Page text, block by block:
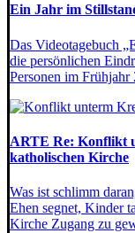
Ein Jahr im
Das Videotagebuch
die persönlichen
Personen im Frühjahr
ARTE Re: Konflikt
katholischen Kirche
Was ist schlimm
Ehen segnet, Kinder
Kirche Zugang zu